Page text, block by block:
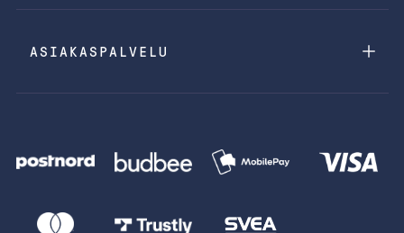
ASIAKASPALVELU